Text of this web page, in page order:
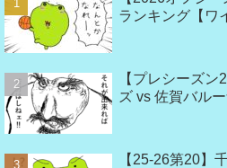
ランキング【ワ
【プレシーズ
ズ vs 佐賀バル
【25-26第20】